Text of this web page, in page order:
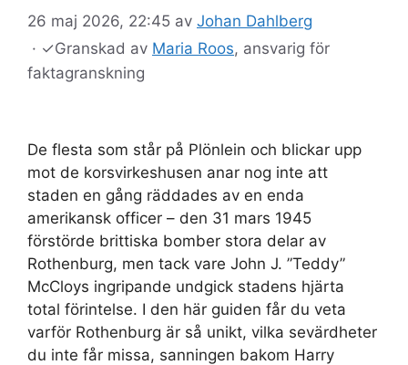
26 maj 2026, 22:45 av Johan Dahlberg
· ✓Granskad av Maria Roos, ansvarig för
faktagranskning
De flesta som står på Plönlein och blickar upp
mot de korsvirkeshusen anar nog inte att
staden en gång räddades av en enda
amerikansk officer – den 31 mars 1945
förstörde brittiska bomber stora delar av
Rothenburg, men tack vare John J. ”Teddy”
McCloys ingripande undgick stadens hjärta
total förintelse. I den här guiden får du veta
varför Rothenburg är så unikt, vilka sevärdheter
du inte får missa, sanningen bakom Harry